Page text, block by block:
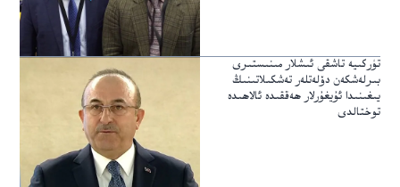
تۈركىيە تاشقى ئىشلار مىنىستىرى
بىرلەشكەن دۆلەتلەر تەشكىلاتىنىڭ
يىغىنىدا ئۇيغۇرلار ھەققىدە ئالاھىدە
توختالدى